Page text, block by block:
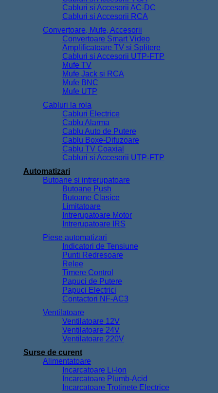
Cabluri si Accesorii AC-DC
Cabluri si Accesorii RCA
Convertoare, Mufe, Accesorii
Convertoare Smart Video
Amplificatoare TV si Splitere
Cabluri si Accesorii UTP-FTP
Mufe TV
Mufe Jack si RCA
Mufe BNC
Mufe UTP
Cabluri la rola
Cabluri Electrice
Cablu Alarma
Cablu Auto de Putere
Cablu Boxe-Difuzoare
Cablu TV Coaxial
Cabluri si Accesorii UTP-FTP
Automatizari
Butoane si intrerupatoare
Butoane Push
Butoane Clasice
Limitatoare
Intrerupatoare Motor
Intrerupatoare IRS
Piese automatizari
Indicatori de Tensiune
Punti Redresoare
Relee
Timere Control
Papuci de Putere
Papuci Electrici
Contactori NF-AC3
Ventilatoare
Ventilatoare 12V
Ventilatoare 24V
Ventilatoare 220V
Surse de curent
Alimentatoare
Incarcatoare Li-Ion
Incarcatoare Plumb-Acid
Incarcatoare Trotinete Electrice